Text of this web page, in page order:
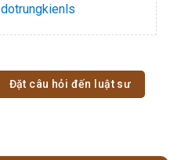
dotrungkienls
Đặt câu hỏi đến luật sư